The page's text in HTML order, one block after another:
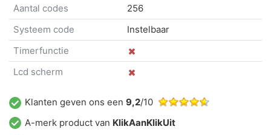
Aantal codes
256
Systeem code
Instelbaar
Timerfunctie
Lcd scherm
Klanten geven ons een 9,2/10
A-merk product van KlikAanKlikUit